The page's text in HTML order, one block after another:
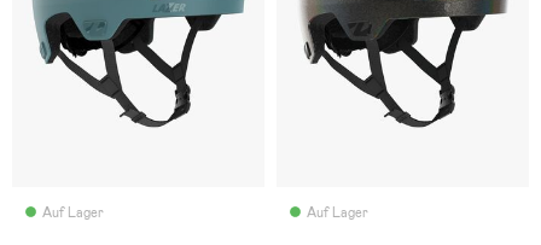
Auf Lager Auf Lager